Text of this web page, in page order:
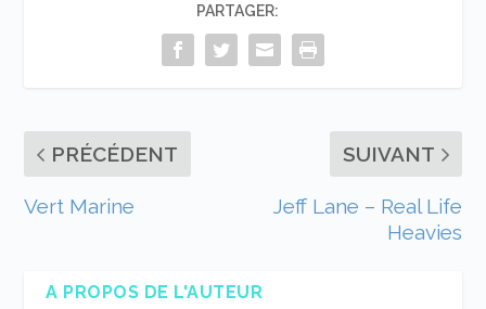
PARTAGER:
PRÉCÉDENT
Vert Marine
SUIVANT
Jeff Lane – Real Life
Heavies
A PROPOS DE L'AUTEUR